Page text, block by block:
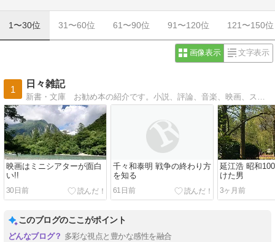
1〜30位 31〜60位 61〜90位 91〜120位 121〜150位
画像表示 文字表示
1
日々雑記
映画はミニシアターが面白
い!!
30日前
千々和泰明 戦争の終わり方
を知る
61日前
延江浩 昭和
けた男
3ヶ月前
このブログのここがポイント
多彩な視点と豊かな感性を融合